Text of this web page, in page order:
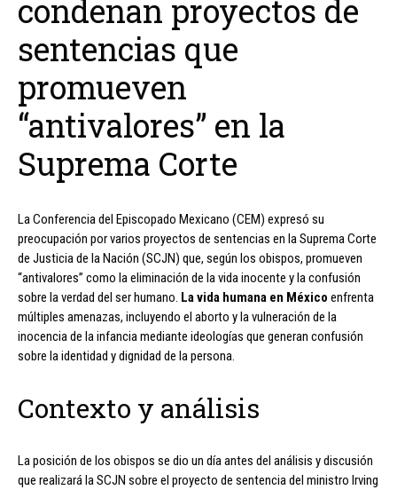
condenan proyectos de
sentencias que
promueven
“antivalores” en la
Suprema Corte
La Conferencia del Episcopado Mexicano (CEM) expresó su
preocupación por varios proyectos de sentencias en la Suprema Corte
de Justicia de la Nación (SCJN) que, según los obispos, promueven
“antivalores” como la eliminación de la vida inocente y la confusión
sobre la verdad del ser humano. La vida humana en México enfrenta
múltiples amenazas, incluyendo el aborto y la vulneración de la
inocencia de la infancia mediante ideologías que generan confusión
sobre la identidad y dignidad de la persona.
Contexto y análisis
La posición de los obispos se dio un día antes del análisis y discusión
que realizará la SCJN sobre el proyecto de sentencia del ministro Irving